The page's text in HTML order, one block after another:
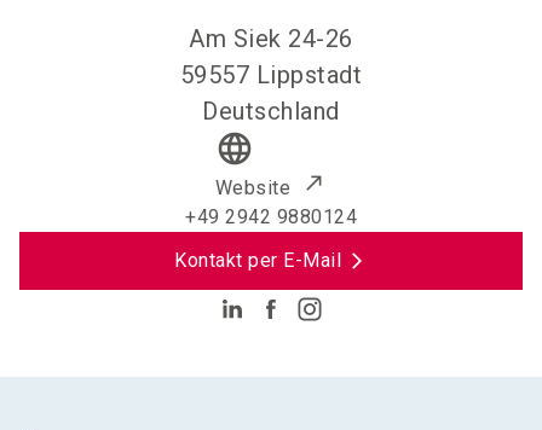
Am Siek 24-26
59557 Lippstadt
Deutschland
language
Website
+49 2942 9880124
Kontakt per E-Mail